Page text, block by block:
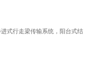
式行走梁传输系统，阳台式结